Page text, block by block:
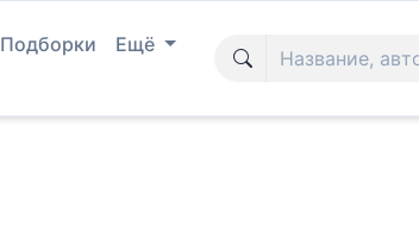
Подборки Ещё